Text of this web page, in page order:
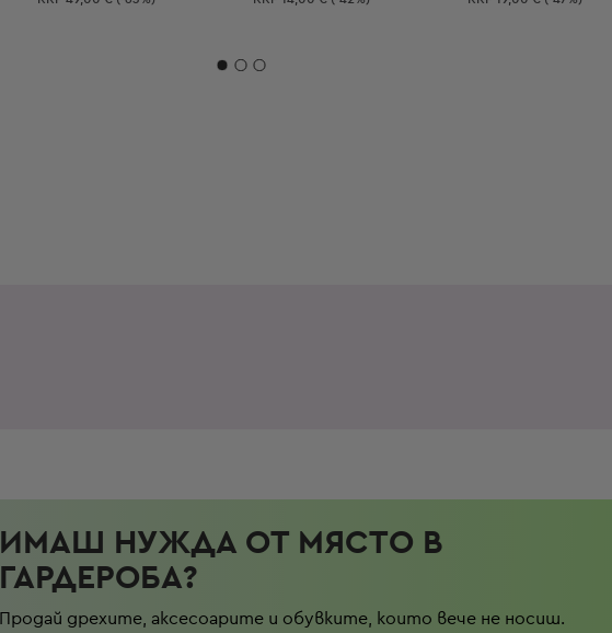
ИМАШ НУЖДА ОТ МЯСТО В
ГАРДЕРОБА?
Продай дрехите, аксесоарите и обувките, които вече не носиш.